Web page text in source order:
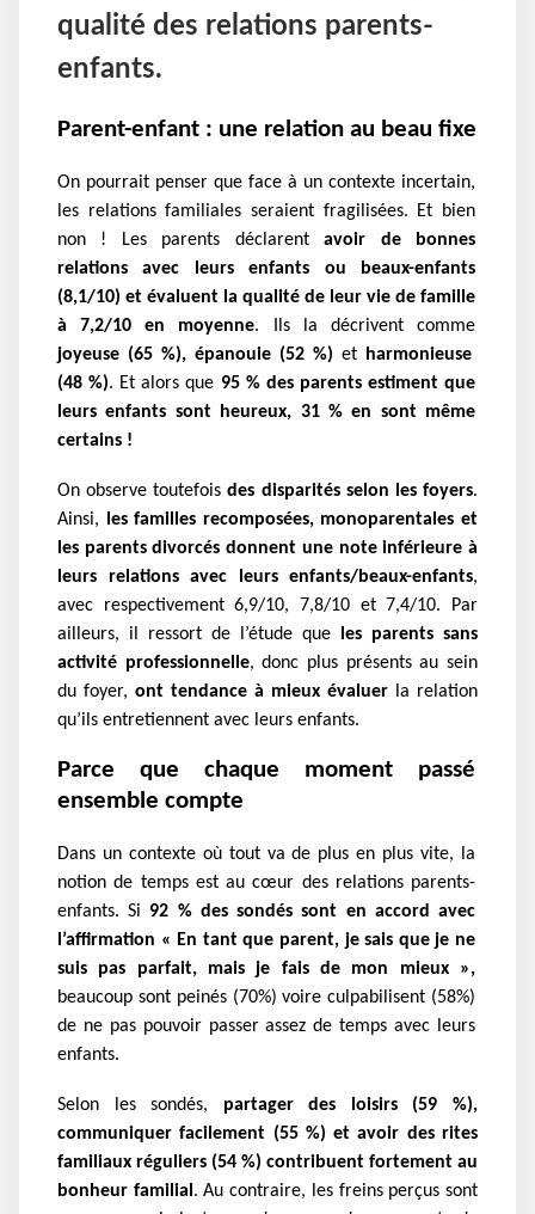
qualité des relations parents-
enfants.
Parent-enfant : une relation au beau fixe
On pourrait penser que face à un contexte incertain,
les relations familiales seraient fragilisées. Et bien
non ! Les parents déclarentavoir de bonnes
relations avec leurs enfants ou beaux-enfants
(8,1/10) et évaluent la qualité de leur vie de famille
à 7,2/10 en moyenne. Ils la décrivent comme
joyeuse (65 %), épanouie (52 %) et harmonieuse
(48 %). Et alors que 95 % des parents estiment que
leurs enfants sont heureux, 31 % en sont même
certains !
On observe toutefoisdes disparités selon les foyers.
Ainsi, les familles recomposées, monoparentales et
les parents divorcés donnent une note inférieure à
leurs relations avec leurs enfants/beaux-enfants,
avec respectivement 6,9/10, 7,8/10 et 7,4/10. Par
ailleurs, il ressort de l’étude que les parents sans
activité professionnelle, donc plus présents au sein
du foyer, ont tendance à mieux évaluer la relation
qu’ils entretiennent avec leurs enfants.
Parce que chaque moment passé
ensemble compte
Dans un contexte où tout va de plus en plus vite, la
notion de temps est au cœur des relations parents-
enfants. Si 92 % des sondés sont en accord avec
l’affirmation « En tant que parent, je sais que je ne
suis pas parfait, mais je fais de mon mieux »,
beaucoup sont peinés (70%) voire culpabilisent (58%)
de ne pas pouvoir passer assez de temps avec leurs
enfants.
Selon les sondés, partager des loisirs (59 %),
communiquer facilement (55 %) et avoir des rites
familiaux réguliers (54 %) contribuent fortement au
bonheur familial . Au contraire, les freins perçus sont